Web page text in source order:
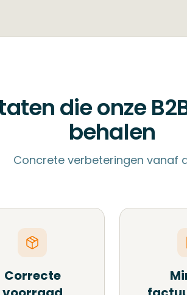
die onze
behalen
Concrete verbeteringen vanaf
Correcte